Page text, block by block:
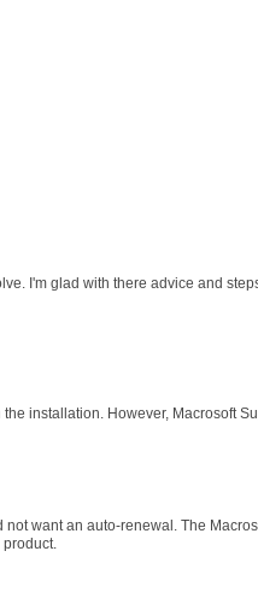
I'm glad with there advice and
installation. However, Macrosoft
not want an auto-renewal. The